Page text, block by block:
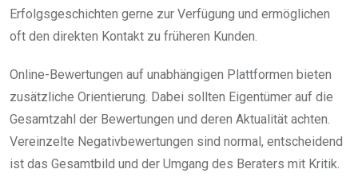
Erfolgsgeschichten gerne zur Verfügung und ermöglichen
oft den direkten Kontakt zu früheren Kunden.
Online-Bewertungen auf unabhängigen Plattformen bieten
zusätzliche Orientierung. Dabei sollten Eigentümer auf die
Gesamtzahl der Bewertungen und deren Aktualität achten.
Vereinzelte Negativbewertungen sind normal, entscheidend
ist das Gesamtbild und der Umgang des Beraters mit Kritik.